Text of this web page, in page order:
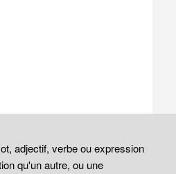
adjectif, verbe ou expression
qu'un autre, ou une